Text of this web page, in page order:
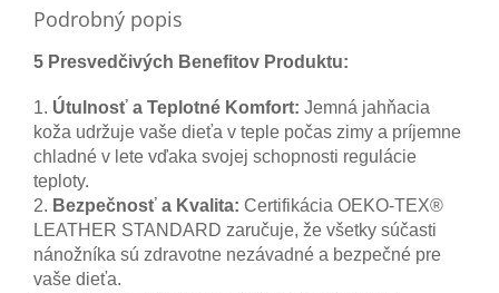
Podrobný popis
5 Presvedčivých Benefitov Produktu:
1. Útulnosť a Teplotné Komfort: Jemná jahňacia
koža udržuje vaše dieťa v teple počas zimy a príjemne
chladné v lete vďaka svojej schopnosti regulácie
teploty.
2. Bezpečnosť a Kvalita: Certifikácia OEKO-TEX®
LEATHER STANDARD zaručuje, že všetky súčasti
nánožníka sú zdravotne nezávadné a bezpečné pre
vaše dieťa.